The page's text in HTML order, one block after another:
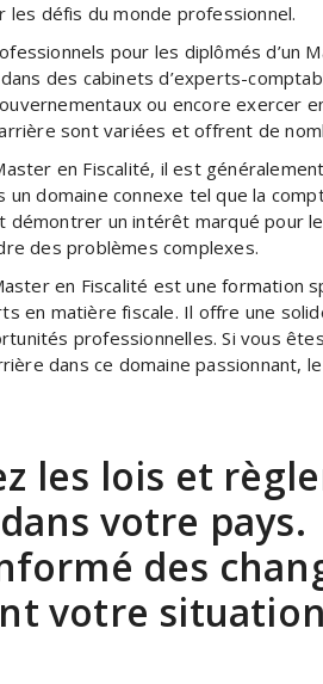
les défis du monde professionnel.
pour les diplômés d’un
des cabinets d’experts-
ou encore exercer
sont variées et offrent de
en Fiscalité, il est
un domaine connexe tel que la
démontrer un intérêt marqué pour
des problèmes complexes.
en Fiscalité est une formation
en matière fiscale. Il offre une
professionnelles. Si vous
dans ce domaine passionnant,
les lois et
votre pays.
des
votre